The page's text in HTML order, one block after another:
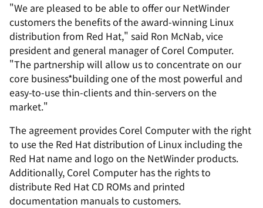
"We are pleased to be able to offer our NetWinder
customers the benefits of the award-winning Linux
distribution from Red Hat," said Ron McNab, vice
president and general manager of Corel Computer.
"The partnership will allow us to concentrate on our
core business*building one of the most powerful and
easy-to-use thin-clients and thin-servers on the
market."
The agreement provides Corel Computer with the right
to use the Red Hat distribution of Linux including the
Red Hat name and logo on the NetWinder products.
Additionally, Corel Computer has the rights to
distribute Red Hat CD ROMs and printed
documentation manuals to customers.